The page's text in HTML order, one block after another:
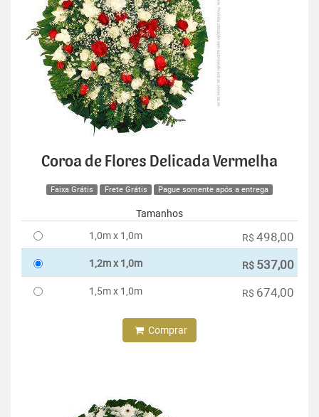
Coroa de Flores Delicada Vermelha
Faixa Grátis Frete Grátis Pague somente após a entrega
Tamanhos
1,0m x 1,0m
R$ 498,00
1,2m x 1,0m R$ 537,00
1,5m x 1,0m R$ 674,00
Comprar